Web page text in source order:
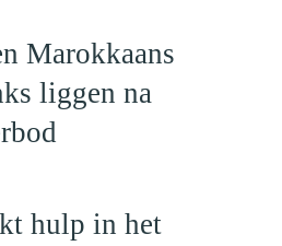
Marokkaans
liggen na
hulp in het